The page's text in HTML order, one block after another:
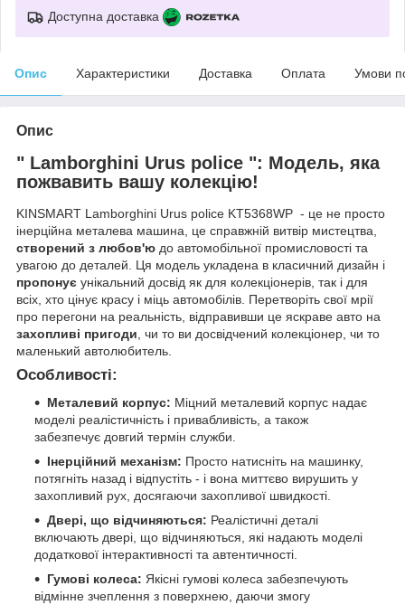
Доступна доставка
Опис Характеристики Доставка Оплата Умови
Опис
" Lamborghini Urus police ": Модель, яка
пожвавить вашу колекцію!
KINSMART Lamborghini Urus police KT5368WP - це не просто
інерційна металева машина, це справжній витвір мистецтва,
створений з любов'ю до автомобільної промисловості та
увагою до деталей. Ця модель укладена в класичний дизайн і
пропонує унікальний досвід як для колекціонерів, так і для
всіх, хто цінує красу і міць автомобілів. Перетворіть свої мрії
про перегони на реальність, відправивши це яскраве авто на
захопливі пригоди, чи то ви досвідчений колекціонер, чи то
маленький автолюбитель.
Особливості:
Металевий корпус: Міцний металевий корпус надає
моделі реалістичність і привабливість, а також
забезпечує довгий термін служби.
Інерційний механізм: Просто натисніть на машинку,
потягніть назад і відпустіть - і вона миттєво вирушить у
захопливий рух, досягаючи захопливої швидкості.
Двері, що відчиняються: Реалістичні деталі
включають двері, що відчиняються, які надають моделі
додаткової інтерактивності та автентичності.
Гумові колеса: Якісні гумові колеса забезпечують
відмінне зчеплення з поверхнею, даючи змогу